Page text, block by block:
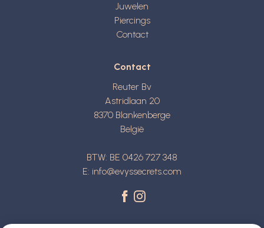
Juwelen
Piercings
Contact
Contact
Reuter Bv
Astridlaan 20
8370 Blankenberge
België
BTW: BE 0426 727 348
E: info@evyssecrets.com